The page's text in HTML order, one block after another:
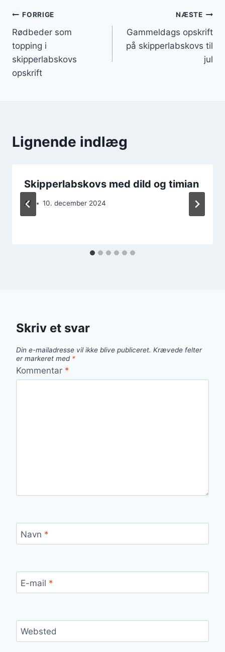
Indlægsnavigation
FORRIGE
Rødbeder som
topping i
skipperlabskovs
opskrift
NÆSTE
Gammeldags opskrift
på skipperlabskovs til
jul
Lignende indlæg
Skipperlabskovs med dild og timian
Af 10. december 2024
Skriv et svar
Din e-mailadresse vil ikke blive publiceret. Krævede felter
er markeret med *
Kommentar *
Navn *
E-mail *
Websted